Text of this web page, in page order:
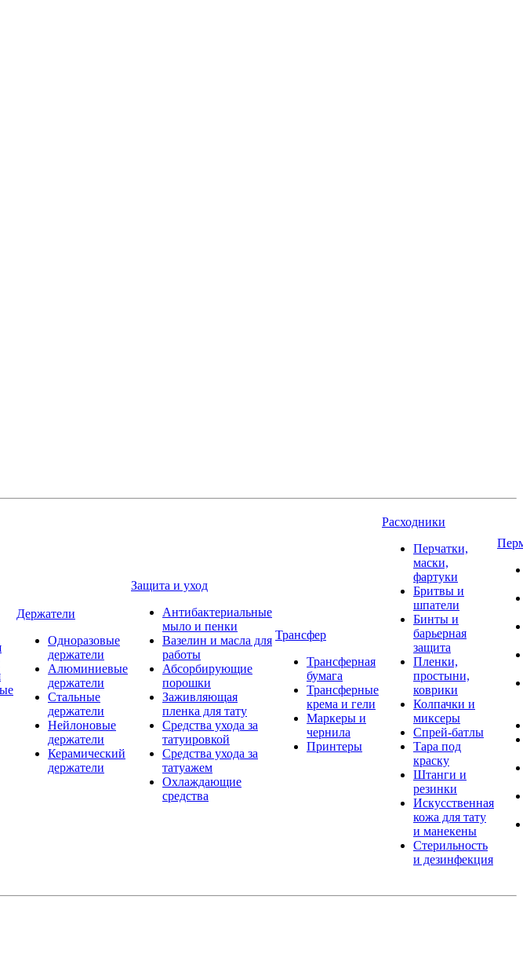
Держатели
Одноразовые
держатели
Алюминиевые
держатели
Стальные
держатели
Нейлоновые
держатели
Керамический
держатели
Защита и уход
Антибактериальные
мыло и пенки
Вазелин и масла для
работы
Абсорбирующие
порошки
Заживляющая
пленка для тату
Средства ухода за
татуировкой
Средства ухода за
татуажем
Охлаждающие
средства
Трансфер
Трансферная
бумага
Трансферные
крема и гели
Маркеры и
чернила
Принтеры
Расходники
Перчатки,
маски,
фартуки
Бритвы и
шпатели
Бинты и
барьерная
защита
Пленки,
простыни,
коврики
Колпачки и
миксеры
Спрей-батлы
Тара под
краску
Штанги и
резинки
Искусственная
кожа для тату
и манекены
Стерильность
и дезинфекция